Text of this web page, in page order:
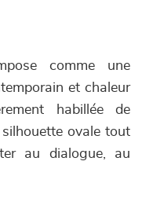
comme une
et chaleur
habillée de
ovale tout
au dialogue, au